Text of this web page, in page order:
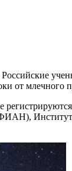
от млечного